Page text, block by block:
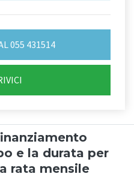
055 431514
e la durata per
rata mensile